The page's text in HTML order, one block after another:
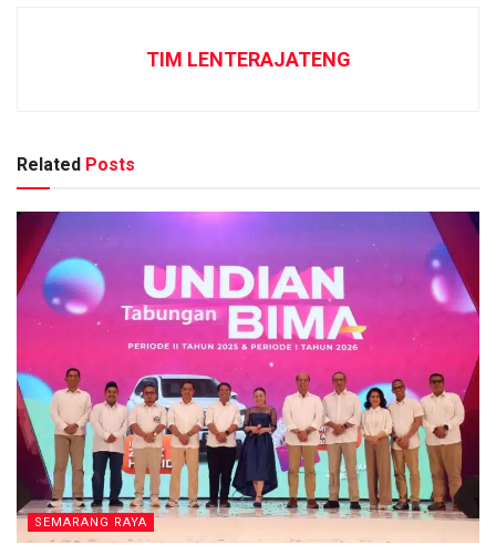
TIM LENTERAJATENG
Related Posts
SEMARANG RAYA